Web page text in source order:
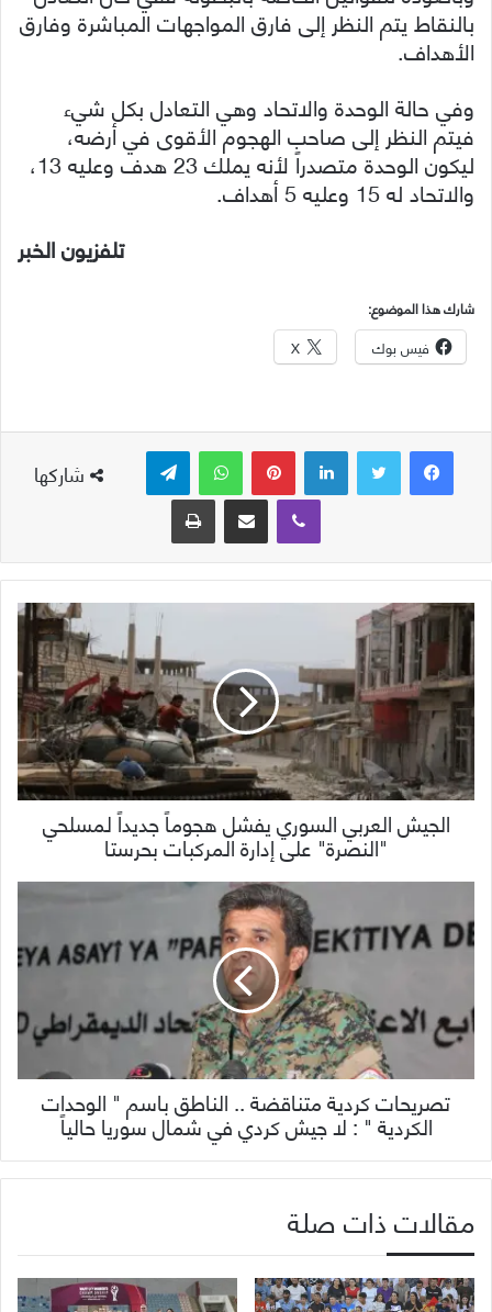
بالنقاط يتم النظر إلى فارق المواجهات المباشرة وفارق
الأهداف.
وفي حالة الوحدة والاتحاد وهي التعادل بكل شيء
فيتم النظر إلى صاحب الهجوم الأقوى في أرضه،
ليكون الوحدة متصدراً لأنه يملك 23 هدف وعليه 13،
والاتحاد له 15 وعليه 5 أهداف.
تلفزيون الخبر
شارك هذا الموضوع:
فيس بوك X
شاركها
لينكدإن بينتيريست واتساب
ڤايبر
مشاركة عبر البريد طباعة
الجيش العربي السوري يفشل هجوماً جديداً لمسلحي
"النصرة" على إدارة المركبات بحرستا
تصريحات كردية متناقضة .. الناطق باسم " الوحدات
الكردية " : لا جيش كردي في شمال سوريا حالياً
مقالات ذات صلة